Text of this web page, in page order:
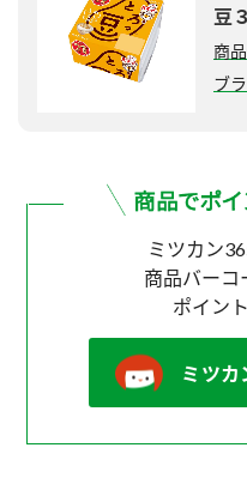
豆
商
ブ
ミツカン
商品バーコ
ポイン
ミツカ